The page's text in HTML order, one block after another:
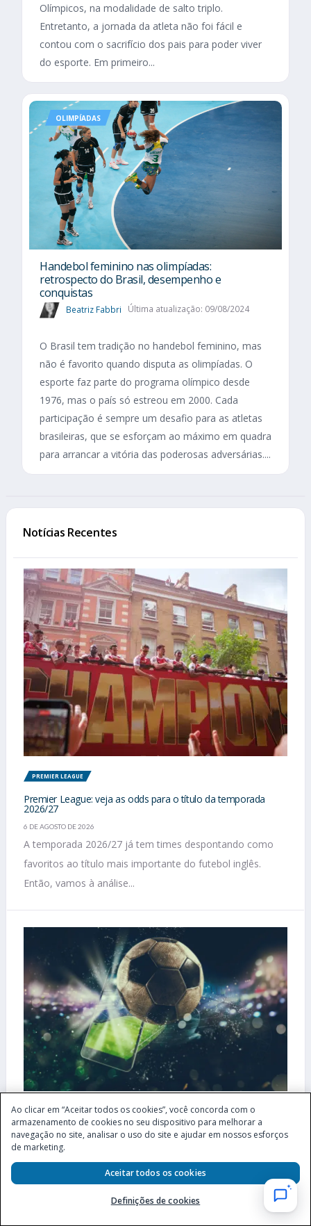
Olímpicos, na modalidade de salto triplo.
Entretanto, a jornada da atleta não foi fácil e
contou com o sacrifício dos pais para poder viver
do esporte. Em primeiro...
OLIMPÍADAS
Handebol feminino nas olimpíadas:
retrospecto do Brasil, desempenho e
conquistas
Beatriz Fabbri Última atualização: 09/08/2024
O Brasil tem tradição no handebol feminino, mas
não é favorito quando disputa as olimpíadas. O
esporte faz parte do programa olímpico desde
1976, mas o país só estreou em 2000. Cada
participação é sempre um desafio para as atletas
brasileiras, que se esforçam ao máximo em quadra
para arrancar a vitória das poderosas adversárias....
Notícias Recentes
PREMIER LEAGUE
Premier League: veja as odds para o título da temporada
2026/27
6 DE AGOSTO DE 2026
A temporada 2026/27 já tem times despontando como
favoritos ao título mais importante do futebol inglês.
Então, vamos à análise...
COMO APOSTAR
Como funciona o recurso Encerrar Aposta? Veja como utilizar
a ferramenta
5 DE AGOSTO DE 2026
A funcionalidade chamada Encerrar Aposta deixa o
jogador com maior controle sobre suas apostas. Assim,
Ao clicar em “Aceitar todos os cookies”, você concorda com o
armazenamento de cookies no seu dispositivo para melhorar a
navegação no site, analisar o uso do site e ajudar em nossos esforços
de marketing.
Definições de cookies
Aceitar todos os cookies